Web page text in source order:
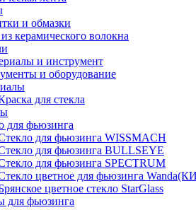
и обмазки
керамического волокна
и инструмент
и оборудование
для стекла
для фьюзинга
для фьюзинга WISSMACH
для фьюзинга BULLSEYE
для фьюзинга SPECTRUM
цветное для фьюзинга
цветное стекло StarGlass
для фьюзинга